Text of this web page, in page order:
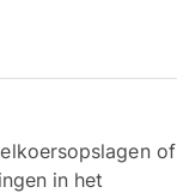
of
in het